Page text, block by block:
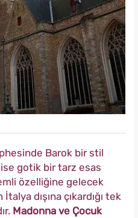
Barok bir stil
gotik bir tarz esas
özelliğine gelecek
dışına çıkardığı tek
Madonna ve Çocuk